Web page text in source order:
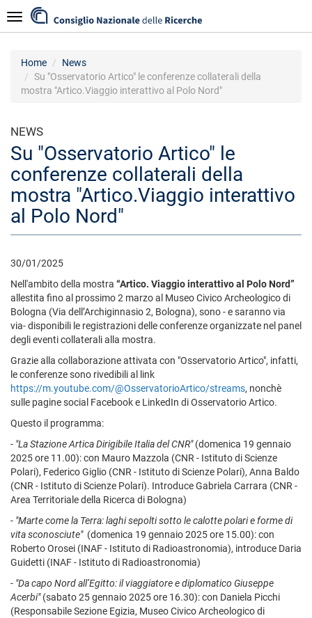
al
contenuto
Navigazione
Home
News
Su "Osservatorio Artico" le conferenze collaterali della
mostra "Artico.Viaggio interattivo al Polo Nord"
NEWS
Su "Osservatorio Artico" le
conferenze collaterali della
mostra "Artico.Viaggio interattivo
al Polo Nord"
30/01/2025
Nell'ambito della mostra “Artico. Viaggio interattivo al Polo Nord”
allestita fino al prossimo 2 marzo al Museo Civico Archeologico di
Bologna (Via dell’Archiginnasio 2, Bologna), sono - e saranno via
via- disponibili le registrazioni delle conferenze organizzate nel panel
degli eventi collaterali alla mostra.
Grazie alla collaborazione attivata con "Osservatorio Artico", infatti,
le conferenze sono rivedibili al link
https://m.youtube.com/@OsservatorioArtico/streams, nonchè
sulle pagine social Facebook e LinkedIn di Osservatorio Artico.
Questo il programma:
- "La Stazione Artica Dirigibile Italia del CNR"(domenica 19 gennaio
2025 ore 11.00): con Mauro Mazzola (CNR - Istituto di Scienze
Polari), Federico Giglio (CNR - Istituto di Scienze Polari), Anna Baldo
(CNR - Istituto di Scienze Polari). Introduce Gabriela Carrara (CNR -
Area Territoriale della Ricerca di Bologna)
- "Marte come la Terra: laghi sepolti sotto le calotte polari e forme di
vita sconosciute"(domenica 19 gennaio 2025 ore 15.00): con
Roberto Orosei (INAF - Istituto di Radioastronomia), introduce Daria
Guidetti (INAF - Istituto di Radioastronomia)
- "Da capo Nord all’Egitto: il viaggiatore e diplomatico Giuseppe
Acerbi"(sabato 25 gennaio 2025 ore 16.30): con Daniela Picchi
(Responsabile Sezione Egizia, Museo Civico Archeologico di